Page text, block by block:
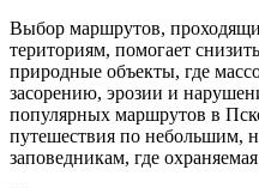
Выбор маршрутов,
териториям, помогает
природные объекты, где
засорению, эрозии и
популярных маршрутов в
путешествия по небольшим,
заповедникам, где